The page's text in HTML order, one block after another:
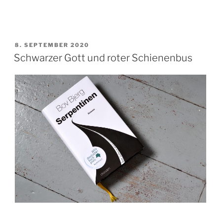
VERÖFFENTLICHT
AM
8. SEPTEMBER 2020
Schwarzer Gott und roter Schienenbus